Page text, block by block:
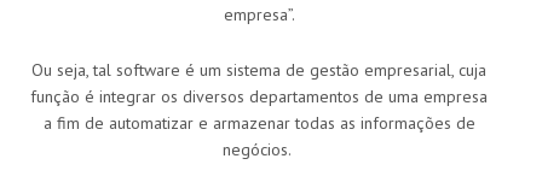
empresa”.
Ou seja, tal software é um sistema de gestão empresarial, cuja
função é integrar os diversos departamentos de uma empresa
a fim de automatizar e armazenar todas as informações de
negócios.